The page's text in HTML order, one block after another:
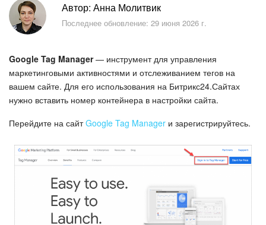
Безопасность в Битрикс24
С чего начать
AI в Битрикс24
Вайбкод
Лента Новостей
Задачи
Проекты AI
Автор: Анна Молитвик
Последнее обновление: 29 июня 2026 г.
Google Tag Manager— инструмент для управления
маркетинговыми активностями и отслеживанием тегов на
вашем сайте. Для его использования на Битрикс24.Сайтах
нужно вставить номер контейнера в настройки сайта.
Перейдите на сайтGoogle Tag Manager и зарегистрируйтесь.